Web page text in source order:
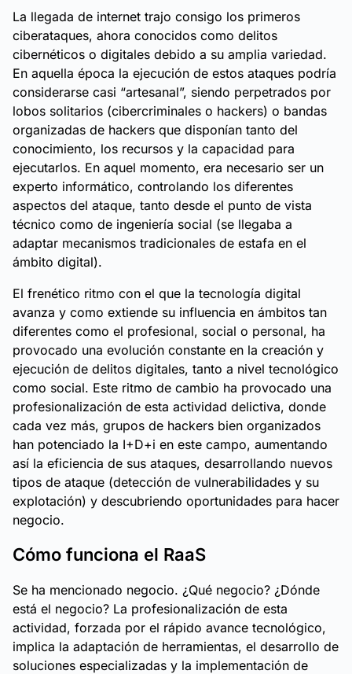
La llegada de internet trajo consigo los primeros
ciberataques, ahora conocidos como delitos
cibernéticos o digitales debido a su amplia variedad.
En aquella época la ejecución de estos ataques podría
considerarse casi “artesanal”, siendo perpetrados por
lobos solitarios (cibercriminales o hackers) o bandas
organizadas de hackers que disponían tanto del
conocimiento, los recursos y la capacidad para
ejecutarlos. En aquel momento, era necesario ser un
experto informático, controlando los diferentes
aspectos del ataque, tanto desde el punto de vista
técnico como de ingeniería social (se llegaba a
adaptar mecanismos tradicionales de estafa en el
ámbito digital).
El frenético ritmo con el que la tecnología digital
avanza y como extiende su influencia en ámbitos tan
diferentes como el profesional, social o personal, ha
provocado una evolución constante en la creación y
ejecución de delitos digitales, tanto a nivel tecnológico
como social. Este ritmo de cambio ha provocado una
profesionalización de esta actividad delictiva, donde
cada vez más, grupos de hackers bien organizados
han potenciado la I+D+i en este campo, aumentando
así la eficiencia de sus ataques, desarrollando nuevos
tipos de ataque (detección de vulnerabilidades y su
explotación) y descubriendo oportunidades para hacer
negocio.
Cómo funciona el RaaS
Se ha mencionado negocio. ¿Qué negocio? ¿Dónde
está el negocio? La profesionalización de esta
actividad, forzada por el rápido avance tecnológico,
implica la adaptación de herramientas, el desarrollo de
soluciones especializadas y la implementación de